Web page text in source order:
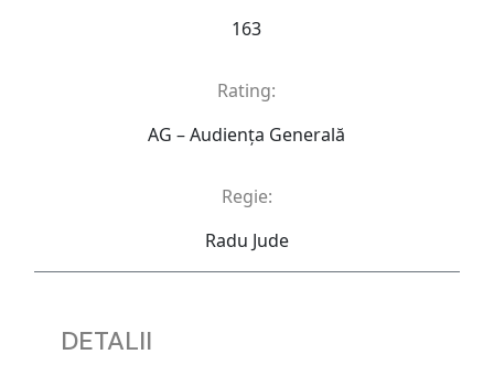
163
Rating:
AG – Audienţa Generală
Regie:
Radu Jude
DETALII